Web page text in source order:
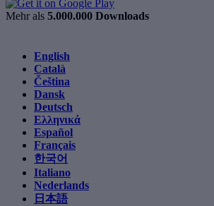
Mehr als 5.000.000 Downloads
English
Català
Čeština
Dansk
Deutsch
Ελληνικά
Español
Français
한국어
Italiano
Nederlands
日本語